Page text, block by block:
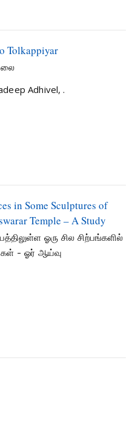
Tolkappiyar
Adhivel, .
in Some Sculptures of
Temple – A Study
ஓரு சில சிற்பங்களில்
- ஓர் ஆய்வு